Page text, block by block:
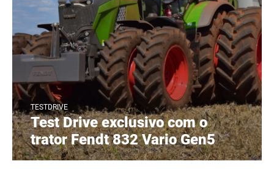
TESTDRIVE
Test Drive exclusivo com o
trator Fendt 832 Vario Gen5